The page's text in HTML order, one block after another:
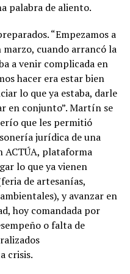
palabra de aliento.
“Empezamos a
cuando arrancó la
a venir complicada en
hacer era estar bien
lo que ya estaba, darle
en conjunto”. Martín se
que les permitió
jurídica de una
ACTÚA, plataforma
lo que ya vienen
de artesanías,
y avanzar en
hoy comandada por
o falta de
crisis.